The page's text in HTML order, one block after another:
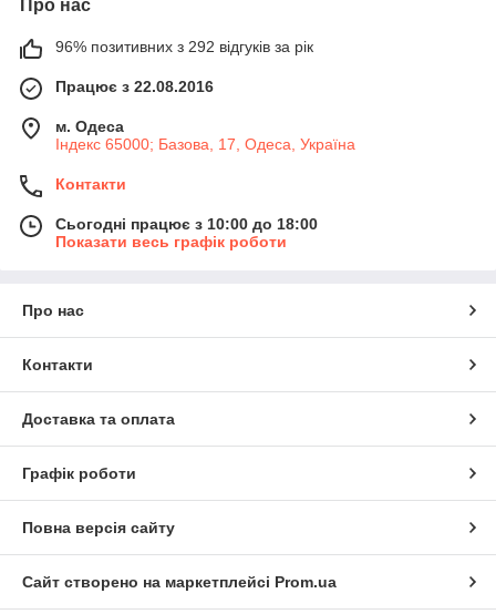
Про нас
96% позитивних з 292 відгуків за рік
Працює з 22.08.2016
м. Одеса
Індекс 65000; Базова, 17, Одеса, Україна
Контакти
Сьогодні працює з 10:00 до 18:00
Показати весь графік роботи
Про нас
Контакти
Доставка та оплата
Графік роботи
Повна версія сайту
Сайт створено на маркетплейсі Prom.ua